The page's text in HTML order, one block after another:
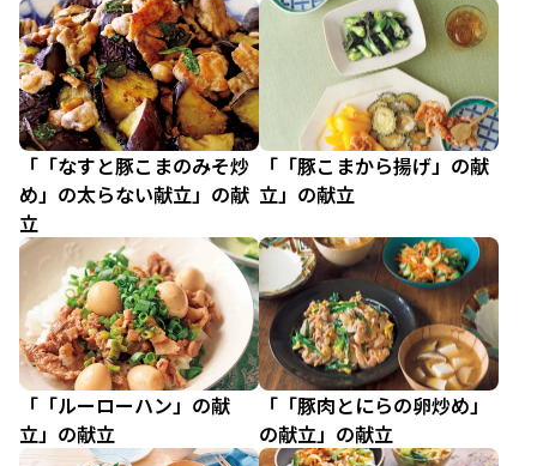
「「なすと豚こまのみそ炒
め」の太らない献立」の献
立
「「豚こまから揚げ」の献
立」の献立
「「ルーローハン」の献
立」の献立
「「豚肉とにらの卵炒め」
の献立」の献立